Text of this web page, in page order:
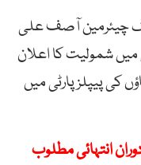
چیئرمین آصف علی
میں شمولیت کا اعلان
کی پیپلز پارٹی میں
انتہائی مطلوب